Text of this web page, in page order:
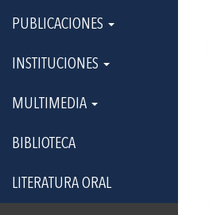
PUBLICACIONES
INSTITUCIONES
MULTIMEDIA
BIBLIOTECA
LITERATURA ORAL